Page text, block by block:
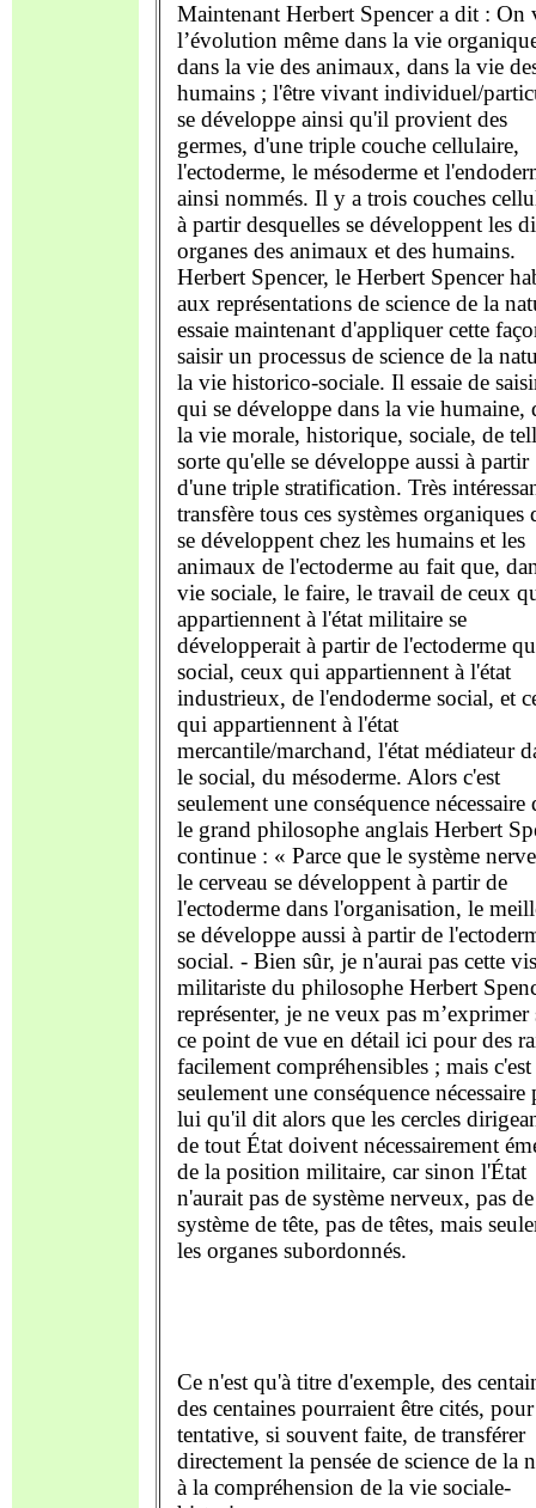
Maintenant Herbert Spencer a dit : On
l’évolution même dans la vie
dans la vie des animaux, dans la vie
humains ; l'être vivant individuel/
se développe ainsi qu'il provient des
germes, d'une triple couche cellulaire,
l'ectoderme, le mésoderme et
ainsi nommés. Il y a trois couches
à partir desquelles se développent les
organes des animaux et des humains.
Herbert Spencer, le Herbert Spencer
aux représentations de science de la
essaie maintenant d'appliquer cette
saisir un processus de science de la
la vie historico-sociale. Il essaie de
qui se développe dans la vie humaine,
la vie morale, historique, sociale, de
sorte qu'elle se développe aussi à partir
d'une triple stratification. Très
transfère tous ces systèmes organiques
se développent chez les humains et les
animaux de l'ectoderme au fait que,
vie sociale, le faire, le travail de ceux
appartiennent à l'état militaire se
développerait à partir de l'ectoderme
social, ceux qui appartiennent à l'état
industrieux, de l'endoderme social, et
qui appartiennent à l'état
mercantile/marchand, l'état médiateur
le social, du mésoderme. Alors c'est
seulement une conséquence nécessaire
le grand philosophe anglais Herbert
continue : « Parce que le système
le cerveau se développent à partir de
l'ectoderme dans l'organisation, le
se développe aussi à partir de
social. - Bien sûr, je n'aurai pas cette
militariste du philosophe Herbert
représenter, je ne veux pas m’exprimer
ce point de vue en détail ici pour des
facilement compréhensibles ; mais c'est
seulement une conséquence nécessaire
lui qu'il dit alors que les cercles
de tout État doivent nécessairement
de la position militaire, car sinon l'État
n'aurait pas de système nerveux, pas de
système de tête, pas de têtes, mais
les organes subordonnés.
Ce n'est qu'à titre d'exemple, des
des centaines pourraient être cités,
tentative, si souvent faite, de transférer
directement la pensée de science de la
à la compréhension de la vie sociale-